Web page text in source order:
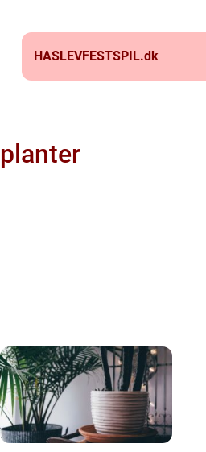
HASLEVFESTSPIL.dk
planter